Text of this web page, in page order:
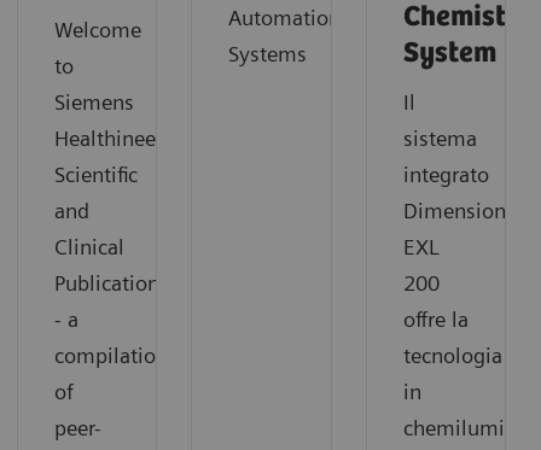
Welcome
to
Siemens
Healthineers
Scientific
and
Clinical
Publications
- a
compilation
of
peer-
Automation
Systems
Chemistry
System
Il
sistema
integrato
Dimension
EXL
200
offre la
tecnologia
in